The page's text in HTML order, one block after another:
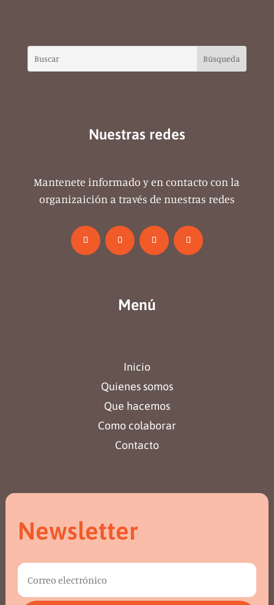
Nuestras redes
Mantenete informado y en contacto con la
organizaición a través de nuestras redes
Menú
Inicio
Quienes somos
Que hacemos
Como colaborar
Contacto
Newsletter